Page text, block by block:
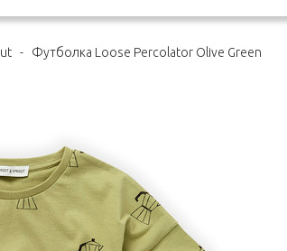
- Футболка Loose Percolator Olive Green